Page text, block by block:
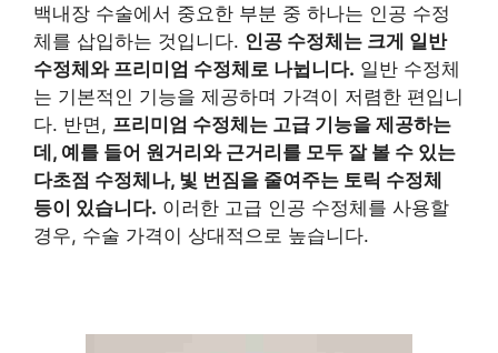
백내장 수술에서 중요한 부분 중 하나는 인공 수정
체를 삽입하는 것입니다. 인공 수정체는 크게 일반
수정체와 프리미엄 수정체로 나뉩니다. 일반 수정체
는 기본적인 기능을 제공하며 가격이 저렴한 편입니
다. 반면, 프리미엄 수정체는 고급 기능을 제공하는
데, 예를 들어 원거리와 근거리를 모두 잘 볼 수 있는
다초점 수정체나, 빛 번짐을 줄여주는 토릭 수정체
등이 있습니다. 이러한 고급 인공 수정체를 사용할
경우, 수술 가격이 상대적으로 높습니다.